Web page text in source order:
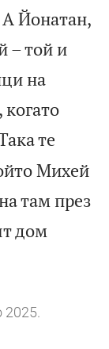
А Йонатан,
– той и
на
те
Михей
там през
дом
2025.